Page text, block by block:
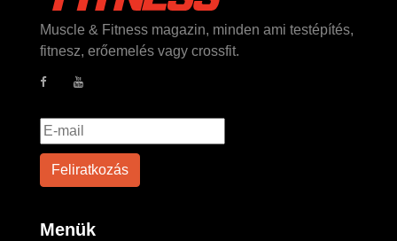
Muscle & Fitness magazin, minden ami testépítés,
fitnesz, erőemelés vagy crossfit.
Menük